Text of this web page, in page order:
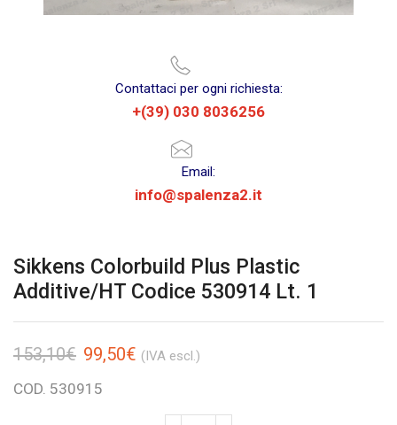
Contattaci per ogni richiesta:
+(39) 030 8036256
Email:
info@spalenza2.it
Sikkens Colorbuild Plus Plastic
Additive/HT Codice 530914 Lt. 1
153,10€ 99,50€ (IVA escl.)
COD. 530915